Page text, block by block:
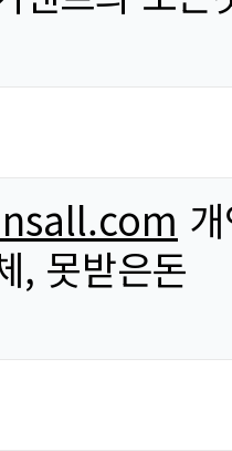
, 못받은돈